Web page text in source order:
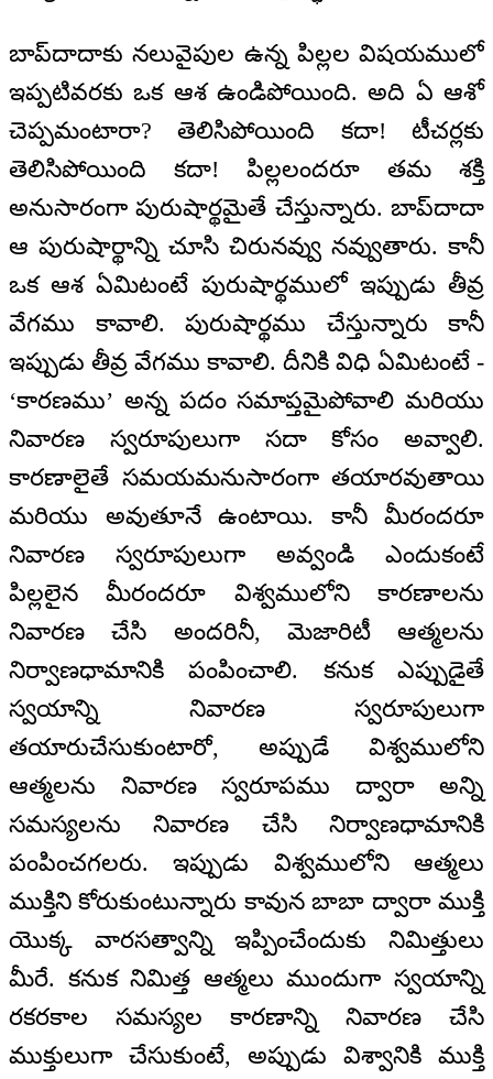
బాప్‌దాదాకు నలువైపుల ఉన్న పిల్లల విషయములో
ఇప్పటివరకు ఒక ఆశ ఉండిపోయింది. అది ఏ ఆశో
చెప్పమంటారా? తెలిసిపోయింది కదా! టీచర్లకు
తెలిసిపోయింది కదా! పిల్లలందరూ తమ శక్తి
అనుసారంగా పురుషార్థమైతే చేస్తున్నారు. బాప్‌దాదా
ఆ పురుషార్థాన్ని చూసి చిరునవ్వు నవ్వుతారు. కానీ
ఒక ఆశ ఏమిటంటే పురుషార్థములో ఇప్పుడు తీవ్ర
వేగము కావాలి. పురుషార్థము చేస్తున్నారు కానీ
ఇప్పుడు తీవ్ర వేగము కావాలి. దీనికి విధి ఏమిటంటే -
‘కారణము’ అన్న పదం సమాప్తమైపోవాలి మరియు
నివారణ స్వరూపులుగా సదా కోసం అవ్వాలి.
కారణాలైతే సమయమనుసారంగా తయారవుతాయి
మరియు అవుతూనే ఉంటాయి. కానీ మీరందరూ
నివారణ స్వరూపులుగా అవ్వండి ఎందుకంటే
పిల్లలైన మీరందరూ విశ్వములోని కారణాలను
నివారణ చేసి అందరినీ, మెజారిటీ ఆత్మలను
నిర్వాణధామానికి పంపించాలి. కనుక ఎప్పుడైతే
స్వయాన్ని నివారణ స్వరూపులుగా
తయారుచేసుకుంటారో, అప్పుడే విశ్వములోని
ఆత్మలను నివారణ స్వరూపము ద్వారా అన్ని
సమస్యలను నివారణ చేసి నిర్వాణధామానికి
పంపించగలరు. ఇప్పుడు విశ్వములోని ఆత్మలు
ముక్తిని కోరుకుంటున్నారు కావున బాబా ద్వారా ముక్తి
యొక్క వారసత్వాన్ని ఇప్పించేందుకు నిమిత్తులు
మీరే. కనుక నిమిత్త ఆత్మలు ముందుగా స్వయాన్ని
రకరకాల సమస్యల కారణాన్ని నివారణ చేసి
ముక్తులుగా చేసుకుంటే, అప్పుడు విశ్వానికి ముక్తి